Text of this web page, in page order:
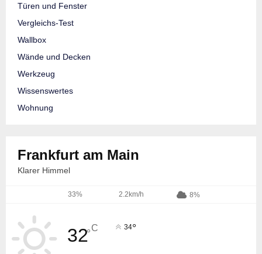
Türen und Fenster
Vergleichs-Test
Wallbox
Wände und Decken
Werkzeug
Wissenswertes
Wohnung
Frankfurt am Main
Klarer Himmel
33% 2.2km/h 8%
32°C 34°